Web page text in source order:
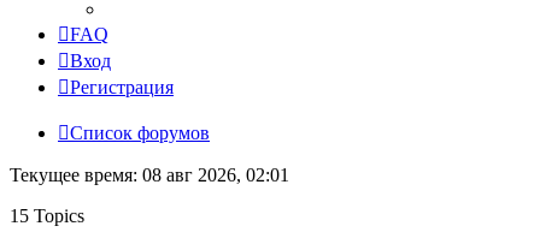
FAQ
Вход
Регистрация
Список форумов
Текущее время: 08 авг 2026, 02:01
15 Topics